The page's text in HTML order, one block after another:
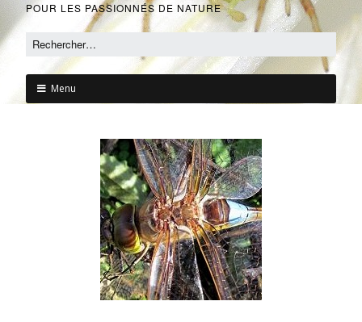
POUR LES PASSIONNÉS DE NATURE
Menu